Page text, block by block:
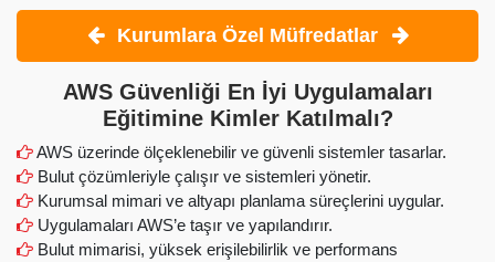
Kurumlara Özel Müfredatlar
AWS Güvenliği En İyi Uygulamaları
Eğitimine Kimler Katılmalı?
AWS üzerinde ölçeklenebilir ve güvenli sistemler tasarlar.
Bulut çözümleriyle çalışır ve sistemleri yönetir.
Kurumsal mimari ve altyapı planlama süreçlerini uygular.
Uygulamaları AWS’e taşır ve yapılandırır.
Bulut mimarisi, yüksek erişilebilirlik ve performans